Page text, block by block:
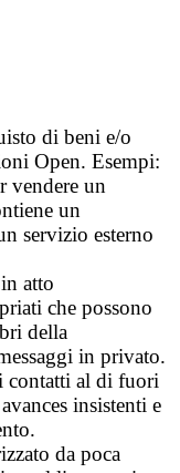
di beni e/o
Open. Esempi:
vendere un
un
servizio esterno
atto
che possono
della
in privato.
contatti al di fuori
insistenti e
da poca